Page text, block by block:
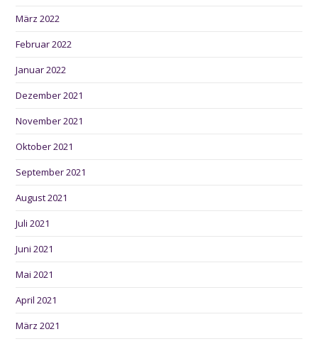
März 2022
Februar 2022
Januar 2022
Dezember 2021
November 2021
Oktober 2021
September 2021
August 2021
Juli 2021
Juni 2021
Mai 2021
April 2021
März 2021